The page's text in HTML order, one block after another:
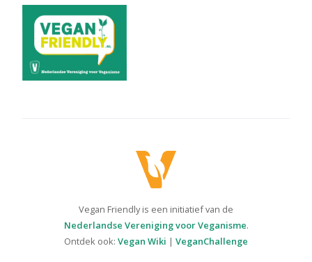
Vegan Friendly is een initiatief van de
Nederlandse Vereniging voor Veganisme.
Ontdek ook: Vegan Wiki | VeganChallenge